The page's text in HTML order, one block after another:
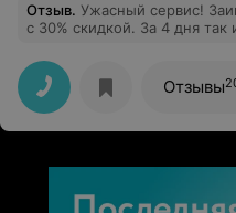
Отзыв. Ужасный сервис!
с 30% скидкой. За 4 дня так
я оставляла заявку. Очень
столько сил и энергии. На
владеют информацией.
санаторий пропало.
Отзывы